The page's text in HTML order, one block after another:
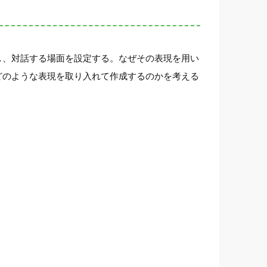
対話する場面を設定する。なぜその表現を用い
ような表現を取り入れて作成するのかを考える